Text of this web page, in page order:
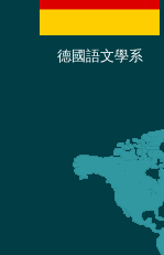
德國語文學系